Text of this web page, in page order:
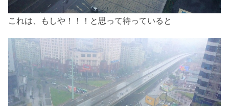
これは、もしや！！！と思って待っていると